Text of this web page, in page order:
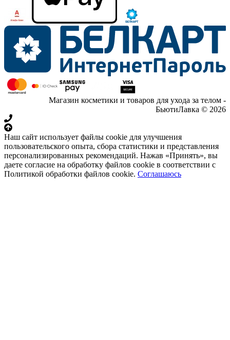
Магазин косметики и товаров для ухода за телом -
БьютиЛавка © 2026
Наш сайт использует файлы cookie для улучшения
пользовательского опыта, сбора статистики и представления
персонализированных рекомендаций. Нажав «Принять», вы
даете согласие на обработку файлов cookie в соответствии с
Политикой обработки файлов cookie. Соглашаюсь